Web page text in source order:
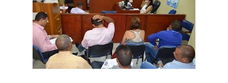
pro
gra
ma